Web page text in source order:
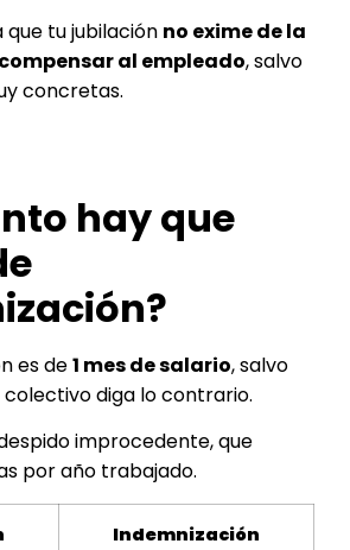
que tu jubilación no exime de la
al empleado, salvo
concretas.
hay que
es de1 mes de salario, salvo
diga lo contrario.
improcedente, que
por año trabajado.
Indemnización